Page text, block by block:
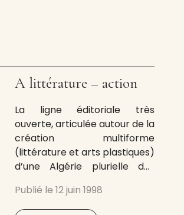
A littérature – action
La ligne éditoriale très
ouverte, articulée autour de la
création multiforme
(littérature et arts plastiques)
d’une Algérie plurielle des
Éditions un espace de libre
création et de dialogue
Publié le 12 juin 1998